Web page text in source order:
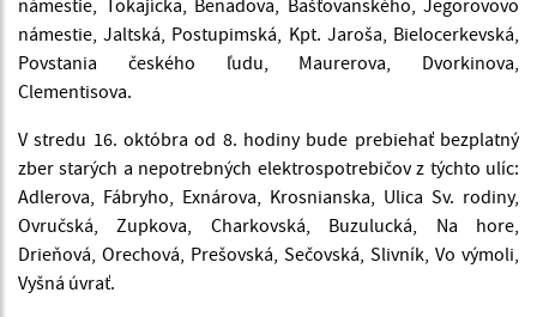
námestie, Tokajícka, Benadova, Bašťovanského, Jegorovovo
námestie, Jaltská, Postupimská, Kpt. Jaroša, Bielocerkevská,
Povstania českého ľudu, Maurerova, Dvorkinova,
Clementisova.
V stredu 16. októbra od 8. hodiny bude prebiehať bezplatný
zber starých a nepotrebných elektrospotrebičov z týchto ulíc:
Adlerova, Fábryho, Exnárova, Krosnianska, Ulica Sv. rodiny,
Ovručská, Zupkova, Charkovská, Buzulucká, Na hore,
Drieňová, Orechová, Prešovská, Sečovská, Slivník, Vo výmoli,
Vyšná úvrať.